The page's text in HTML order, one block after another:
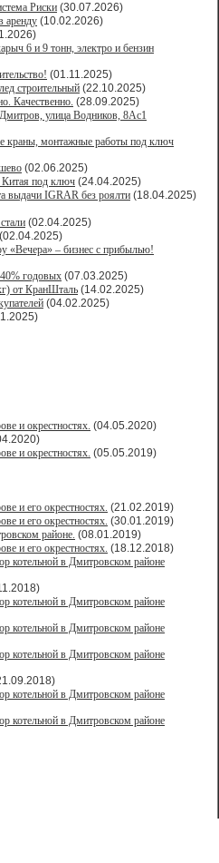
Риски (30.07.2026)
аренду (10.02.2026)
6 и 9 тонн, электро и бензин
(01.11.2025)
строительный (22.10.2025)
Качественно. (28.09.2025)
улица Водников, 8Ас1
краны, монтажные работы под ключ
(02.06.2025)
Китая под ключ (24.04.2025)
выдачи IGRAR без роялти (18.04.2025)
(02.04.2025)
(02.04.2025)
«Вечера» – бизнес с прибылью!
годовых (07.03.2025)
от КранШталь (14.02.2025)
(04.02.2025)
и окрестностях. (04.05.2020)
и окрестностях. (05.05.2019)
и его окрестностях. (21.02.2019)
и его окрестностях. (30.01.2019)
районе. (08.01.2019)
и его окрестностях. (18.12.2018)
котельной в Дмитровском районе
котельной в Дмитровском районе
котельной в Дмитровском районе
котельной в Дмитровском районе
котельной в Дмитровском районе
котельной в Дмитровском районе